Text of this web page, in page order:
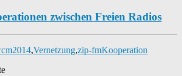
zwischen Freien Radios
,Vernetzung,zip-fmKooperation